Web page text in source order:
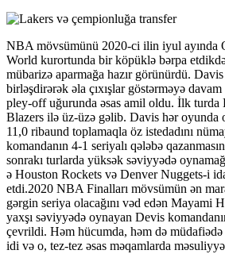
NBA mövsümünü 2020-ci ilin iyul ayında
World kurortunda bir köpüklə bərpa
mübarizə aparmağa hazır görünürdü. Davis
birləşdirərək əla çıxışlar göstərməyə
pley-off uğurunda əsas amil oldu. İlk turda
Blazers ilə üz-üzə gəlib. Davis hər oyunda
11,0 ribaund toplamaqla öz istedadını
komandanın 4-1 seriyalı qələbə
sonrakı turlarda yüksək səviyyədə
ə Houston Rockets və Denver Nuggets-i
etdi.2020 NBA Finalları mövsümün ən
gərgin seriya olacağını vəd edən Mayami
yaxşı səviyyədə oynayan Devis
çevrildi. Həm hücumda, həm də müdafiədə
idi və o, tez-tez əsas məqamlarda